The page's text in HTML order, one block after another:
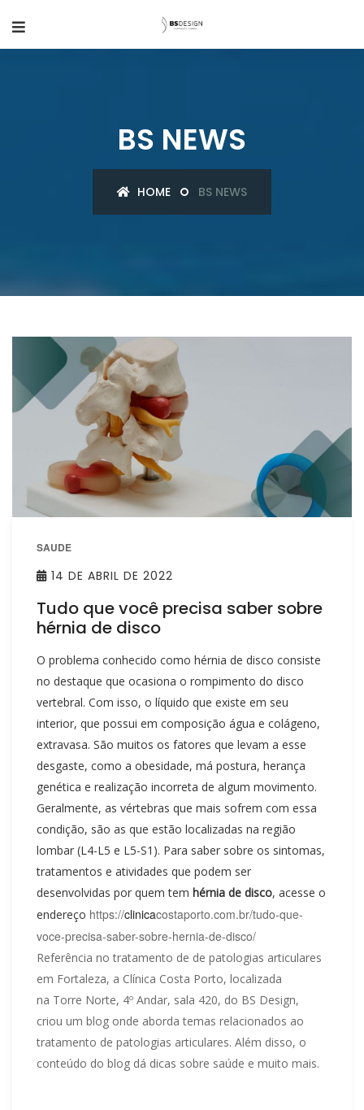
BS NEWS
HOME BS NEWS
SAUDE
14 DE ABRIL DE 2022
Tudo que você precisa saber sobre
hérnia de disco
O problema conhecido como hérnia de disco consiste
no destaque que ocasiona o rompimento do disco
vertebral. Com isso, o líquido que existe em seu
interior, que possui em composição água e colágeno,
extravasa. São muitos os fatores que levam a esse
desgaste, como a obesidade, má postura, herança
genética e realização incorreta de algum movimento.
Geralmente, as vértebras que mais sofrem com essa
condição, são as que estão localizadas na região
lombar (L4-L5 e L5-S1). Para saber sobre os sintomas,
tratamentos e atividades que podem ser
desenvolvidas por quem tem hérnia de disco, acesse o
endereço https://clinicacostaporto.com.br/tudo-que-
voce-precisa-saber-sobre-hernia-de-disco/
Referência no tratamento de de patologias articulares
em Fortaleza, a Clínica Costa Porto, localizada
na Torre Norte, 4º Andar, sala 420, do BS Design,
criou um blog onde aborda temas relacionados ao
tratamento de patologias articulares. Além disso, o
conteúdo do blog dá dicas sobre saúde e muito mais.